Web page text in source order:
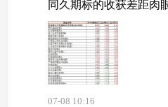
同久期标的收获差距肉
0 天持有期 A 近一周涨
能赎回，阻拦频繁交易
闲置资金适配$招商稳乐
$#沪指失守4000点 A股
vent)"/>"event.stopPropag
07-08 10:16